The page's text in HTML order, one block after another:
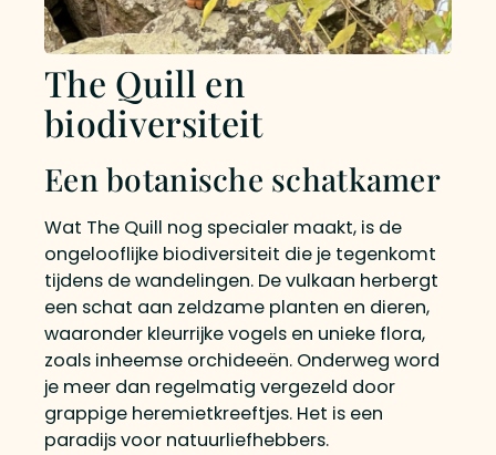
The Quill en
biodiversiteit
Een botanische schatkamer
Wat The Quill nog specialer maakt, is de
ongelooflijke biodiversiteit die je tegenkomt
tijdens de wandelingen. De vulkaan herbergt
een schat aan zeldzame planten en dieren,
waaronder kleurrijke vogels en unieke flora,
zoals inheemse orchideeën. Onderweg word
je meer dan regelmatig vergezeld door
grappige heremietkreeftjes. Het is een
paradijs voor natuurliefhebbers.